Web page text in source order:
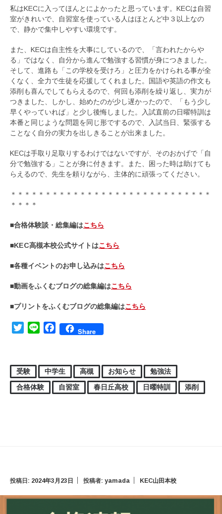
私はKECに入ってほんとによかったと思っています。KECは自習
室がきれいで、自習室を使っている人はほとんど中３以上なの
で、静かで集中しやすい環境です。
また、KECは自主性を大事にしているので、「言われたからや
る」ではなく、自分から進んで勉強する習慣が身につきました。
そして、進路も「この学校を受けろ」と圧力をかけられる事が全
くなく、全力で生徒を応援してくれました。国語や英語の作文も
添削も喜んでしてもらえるので、何回も添削を繰り返し、実力が
つきました、しかし、始めたのが少し遅かったので、「もう少し
早くやっていれば」と少し後悔しました。入試直前の日曜特訓は
本番と同じような問題を同じ形でするので、入試当日、緊張する
ことなく自分の実力を出しきることが出来ました。
KECは手取り足取りするわけではないですが、そのおかげで「自
分で勉強する」ことが身に付きます。また、困った時は助けても
らえるので、先生を頼りながら、主体的に頑張ってください。
＊＊＊＊＊＊＊＊＊＊＊＊＊＊＊＊＊＊＊＊＊＊＊＊＊＊＊＊＊
＊＊＊＊
■合格体験談・総集編はこちら
■KEC高槻本校公式サイトはこちら
■各種イベントのお申し込みはこちら
■動画をふくむブログの総集編はこちら
■プリントをふくむブログの総集編はこちら
TwitterLine FacebookShare
受験 中学生 高槻 お知らせ
勉強法
合格体験
自習室 春日丘高校 日曜特訓 添削
投稿日: 2024年3月23日 投稿者: yamada KEC山田本校